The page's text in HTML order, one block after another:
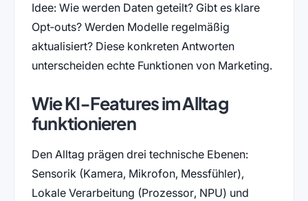
Idee: Wie werden Daten geteilt? Gibt es klare
Opt‑outs? Werden Modelle regelmäßig
aktualisiert? Diese konkreten Antworten
unterscheiden echte Funktionen von Marketing.
Wie KI‑Features im Alltag
funktionieren
Den Alltag prägen drei technische Ebenen:
Sensorik (Kamera, Mikrofon, Messfühler),
Lokale Verarbeitung (Prozessor, NPU) und